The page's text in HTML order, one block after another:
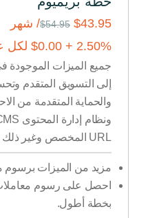
$54.95 $43.95
/ شهر
2.50% +
$0.00 لكل
جميع الميزات الموجودة
إلى التسويق المتقدم
والحماية المتقدمة من
URL المخصص وغير ذلك الكثير.
مزيد من الميزات برسوم
احصل على رسوم
بخطة أطول.